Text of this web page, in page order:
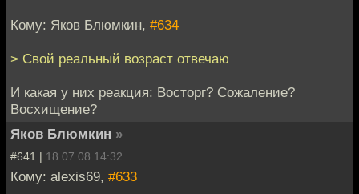
Кому: Яков Блюмкин, #634
> Свой реальный возраст отвечаю
И какая у них реакция: Восторг? Сожаление?
Восхищение?
Яков Блюмкин »
#641 | 18.07.08 14:32
Кому: alexis69, #633